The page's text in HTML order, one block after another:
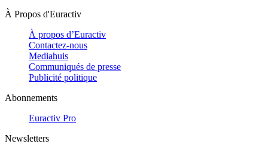
À Propos d'Euractiv
À propos d’Euractiv
Contactez-nous
Mediahuis
Communiqués de presse
Publicité politique
Abonnements
Euractiv Pro
Newsletters